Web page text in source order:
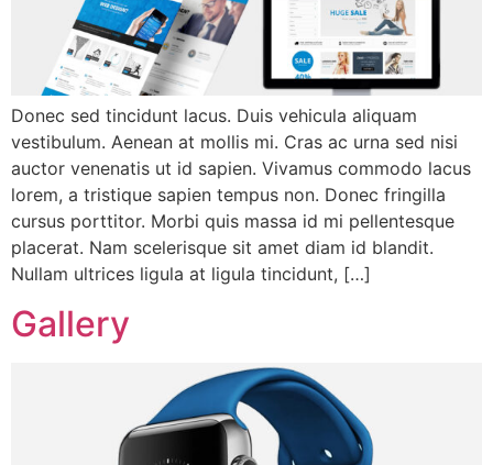
Donec sed tincidunt lacus. Duis vehicula aliquam
vestibulum. Aenean at mollis mi. Cras ac urna sed nisi
auctor venenatis ut id sapien. Vivamus commodo lacus
lorem, a tristique sapien tempus non. Donec fringilla
cursus porttitor. Morbi quis massa id mi pellentesque
placerat. Nam scelerisque sit amet diam id blandit.
Nullam ultrices ligula at ligula tincidunt, […]
Gallery